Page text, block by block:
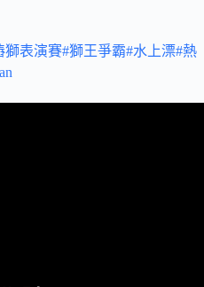
獅表演賽#獅王爭霸#水上漂#熱